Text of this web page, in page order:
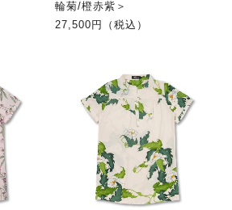
輪菊/橙赤紫＞
27,500円（税込）